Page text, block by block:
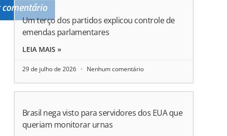
Um terço dos partidos explicou controle de
emendas parlamentares
LEIA MAIS »
29 de julho de 2026 Nenhum comentário
Brasil nega visto para servidores dos EUA que
queriam monitorar urnas